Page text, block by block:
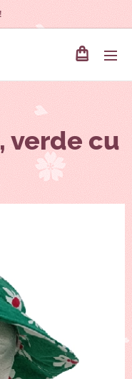
verde cu